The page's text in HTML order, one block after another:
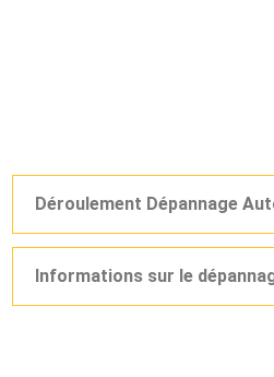
Déroulement Dépannage
Informations sur le